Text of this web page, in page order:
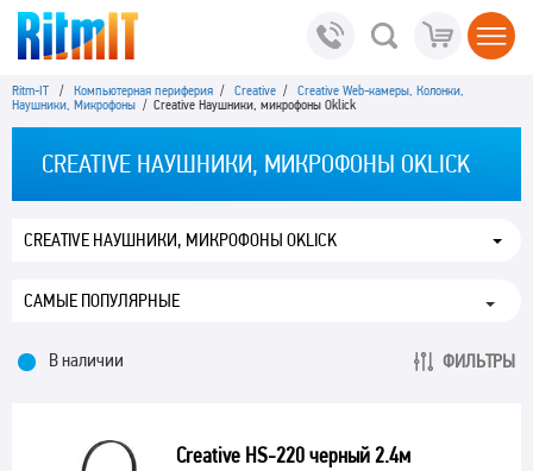
Ritm-IT / Компьютерная периферия / Creative / Creative Web-камеры, Колонки,
Наушники, Микрофоны / Creative Наушники, микрофоны Oklick
CREATIVE НАУШНИКИ, МИКРОФОНЫ OKLICK
CREATIVE НАУШНИКИ, МИКРОФОНЫ OKLICK
В наличии ФИЛЬТРЫ
Creative HS-220 черный 2.4м